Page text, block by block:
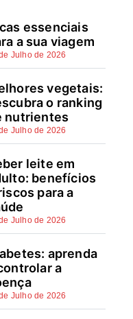
em
e opções
para
e especialidade
24h em
e cuidados
e
legal dos
essenciais
a sua viagem
Julho de 2026
vegetais:
o ranking
nutrientes
Julho de 2026
leite em
benefícios
para a
Julho de 2026
aprenda
a
Julho de 2026